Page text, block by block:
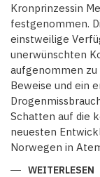
Kronprinzessin
festgenommen.
einstweilige
unerwünschten
aufgenommen zu
Beweise und ein
Schatten auf die
neuesten
Norwegen in
WEITERLESEN